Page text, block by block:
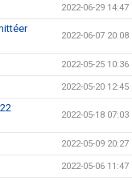
2022-06-29 14:47
2022-06-07 20:08
2022-05-25 10:36
2022-05-20 12:45
2022-05-18 07:03
2022-05-09 20:27
2022-05-06 11:47